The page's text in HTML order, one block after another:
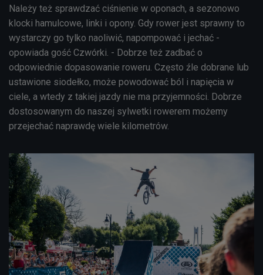
Należy też sprawdzać ciśnienie w oponach, a sezonowo
klocki hamulcowe, linki i opony. Gdy rower jest sprawny to
wystarczy go tylko naoliwić, napompować i jechać -
opowiada gość Czwórki. - Dobrze też zadbać o
odpowiednie dopasowanie roweru. Często źle dobrane lub
ustawione siodełko, może powodować ból i napięcia w
ciele, a wtedy z takiej jazdy nie ma przyjemności. Dobrze
dostosowanym do naszej sylwetki rowerem możemy
przejechać naprawdę wiele kilometrów.